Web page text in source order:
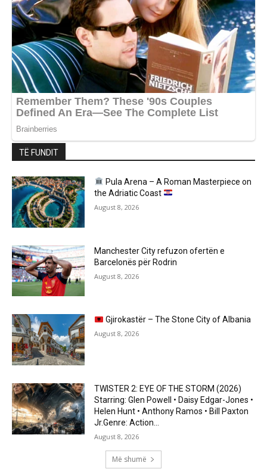
TË FUNDIT
Pula Arena – A Roman Masterpiece on
the Adriatic Coast
August 8, 2026
Manchester City refuzon ofertën e
Barcelonës për Rodrin
August 8, 2026
Gjirokastër – The Stone City of Albania
August 8, 2026
TWISTER 2: EYE OF THE STORM (2026)
Starring: Glen Powell • Daisy Edgar-Jones •
Helen Hunt • Anthony Ramos • Bill Paxton
Jr.Genre: Action...
August 8, 2026
Më shumë